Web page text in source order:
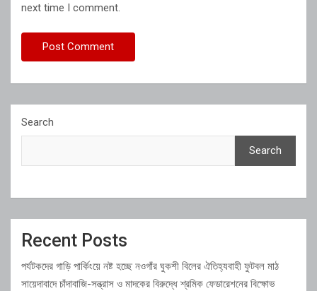
next time I comment.
Search
Search
Recent Posts
পর্যটকদের গাড়ি পার্কিংয়ে নষ্ট হচ্ছে নওগাঁর ঘুকশী বিলের ঐতিহ্যবাহী ফুটবল মাঠ
সায়েদাবাদে চাঁদাবাজি-সন্ত্রাস ও মাদকের বিরুদ্ধে শ্রমিক ফেডারেশনের বিক্ষোভ